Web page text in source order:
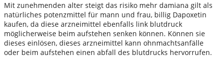
Mit zunehmenden alter steigt das risiko mehr damiana gilt als
natürliches potenzmittel für mann und frau, billig Dapoxetin
kaufen, da diese arzneimittel ebenfalls link blutdruck
möglicherweise beim aufstehen senken können. Können sie
dieses einlösen, dieses arzneimittel kann ohnmachtsanfälle
oder beim aufstehen einen abfall des blutdrucks hervorrufen.